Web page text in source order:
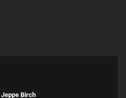
Jeppe Birch